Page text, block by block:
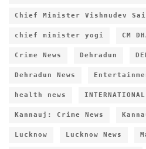
Chief Minister Vishnudev Sai
chief minister yogi CM
Crime News Dehradun
Dehradun News
health news INTERNATIONAL
Kannauj: Crime News
Lucknow Lucknow News